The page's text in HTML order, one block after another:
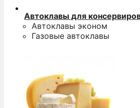
Автоклавы для
Автоклавы эконом
Газовые автоклавы